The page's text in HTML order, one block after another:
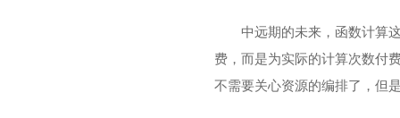
中远期的未来，函数计算
费，而是为实际的计算次数付
不需要关心资源的编排了，但